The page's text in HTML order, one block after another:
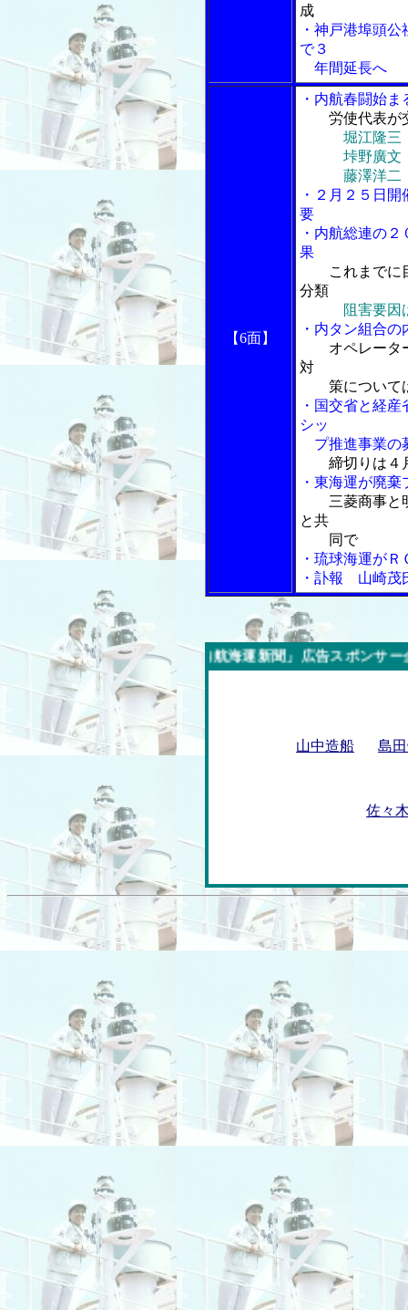
成
・神戸港埠頭
で３
年間延長へ
【6面】
・内航春闘始
労使代表が
堀江隆三
垰野廣文・
藤澤洋二・
・２月２５日
要
・内航総連の
果
これまでに
分類
阻害要因
・内タン組合
オペレータ
対
策について
・国交省と経
シッ
プ推進事業の
締切りは４
・東海運が廃
三菱商事と
と共
同で
・琉球海運が
・訃報 山崎茂
今週の「内航海運新聞」広告スポンサー企業
山中造船 島
佐々